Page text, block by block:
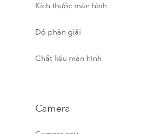
Kích thước màn hình
Độ phân giải
Chất liệu màn hình
Camera